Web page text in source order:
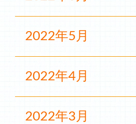
2022年5月
2022年4月
2022年3月